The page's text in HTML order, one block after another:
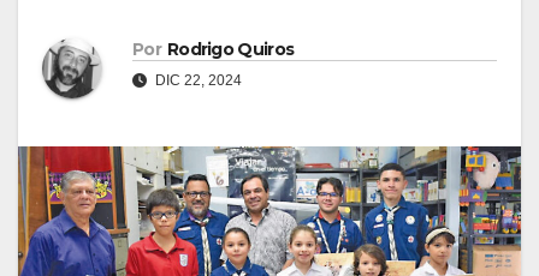
Por Rodrigo Quiros
DIC 22, 2024